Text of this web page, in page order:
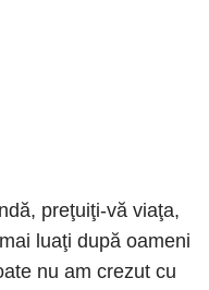
preţuiţi-vă viaţa,
luaţi după oameni
nu am crezut cu